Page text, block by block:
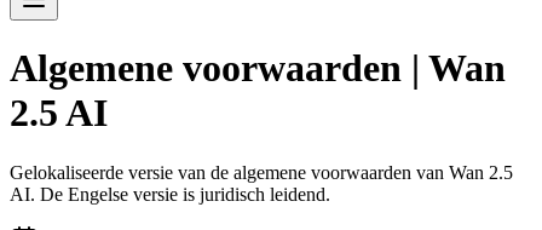
Algemene voorwaarden | Wan
2.5 AI
Gelokaliseerde versie van de algemene voorwaarden van Wan 2.5
AI. De Engelse versie is juridisch leidend.